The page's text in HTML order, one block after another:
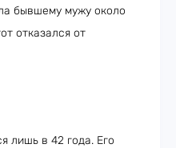
бывшему мужу около
отказался от
лишь в 42 года. Его